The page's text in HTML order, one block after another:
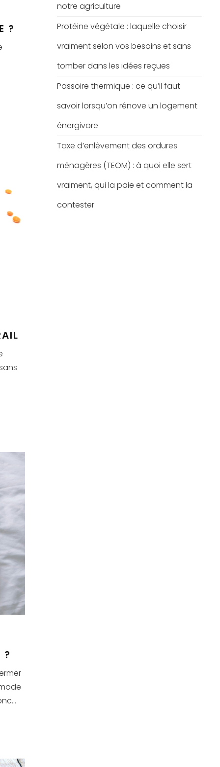
?
?
notre agriculture
Protéine végétale : laquelle choisir
vraiment selon vos besoins et sans
tomber dans les idées reçues
Passoire thermique : ce qu’il faut
savoir lorsqu’on rénove un logement
énergivore
Taxe d’enlèvement des ordures
ménagères (TEOM) : à quoi elle sert
vraiment, qui la paie et comment la
contester